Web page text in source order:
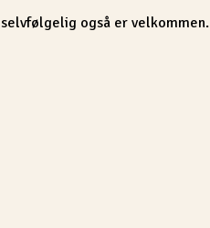
også er velkommen.